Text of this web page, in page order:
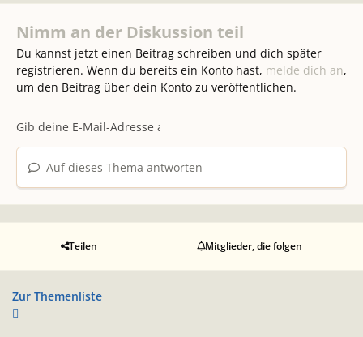
Nimm an der Diskussion teil
Du kannst jetzt einen Beitrag schreiben und dich später
registrieren. Wenn du bereits ein Konto hast, melde dich an,
um den Beitrag über dein Konto zu veröffentlichen.
Auf dieses Thema antworten
Teilen Mitglieder, die folgen
Zur Themenliste